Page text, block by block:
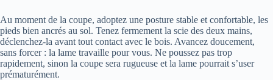
Au moment de la coupe, adoptez une posture stable et confortable, les
pieds bien ancrés au sol. Tenez fermement la scie des deux mains,
déclenchez-la avant tout contact avec le bois. Avancez doucement,
sans forcer : la lame travaille pour vous. Ne poussez pas trop
rapidement, sinon la coupe sera rugueuse et la lame pourrait s’user
prématurément.